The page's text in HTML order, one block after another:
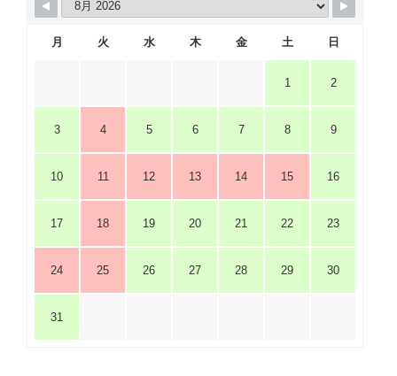
月 火 水 木 金 土 日
1 2
3 4 5 6 7 8 9
10 11 12 13 14 15 16
17 18 19 20 21 22 23
24 25 26 27 28 29 30
31